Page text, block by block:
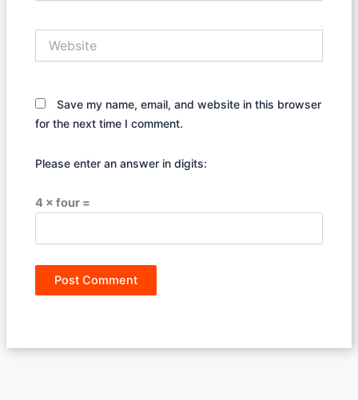
Save my name, email, and website in this browser
for the next time I comment.
Please enter an answer in digits:
4 × four =